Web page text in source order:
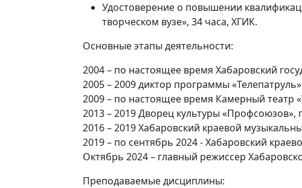
Удостоверение о повышении
творческом вузе», 34 часа, ХГИК.
Основные этапы деятельности:
2004 – по настоящее время Хабаровский
2005 – 2009 диктор программы
2009 – по настоящее время Камерный театр
2013 – 2019 Дворец культуры «Профсоюзов»,
2016 – 2019 Хабаровский краевой
2019 – по сентябрь 2024 - Хабаровский
Октябрь 2024 – главный режиссер
Преподаваемые дисциплины: